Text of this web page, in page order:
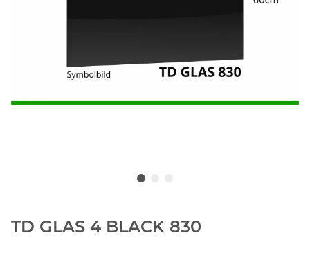
TD GLAS 4 BLACK 830